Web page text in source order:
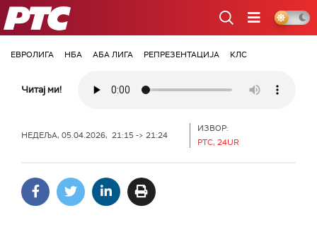
РТС
ЕВРОЛИГА НБА АБА ЛИГА РЕПРЕЗЕНТАЦИЈА КЛС
Читај ми!
НЕДЕЉА, 05.04.2026, 21:15 -> 21:24
ИЗВОР:
РТС, 24UR